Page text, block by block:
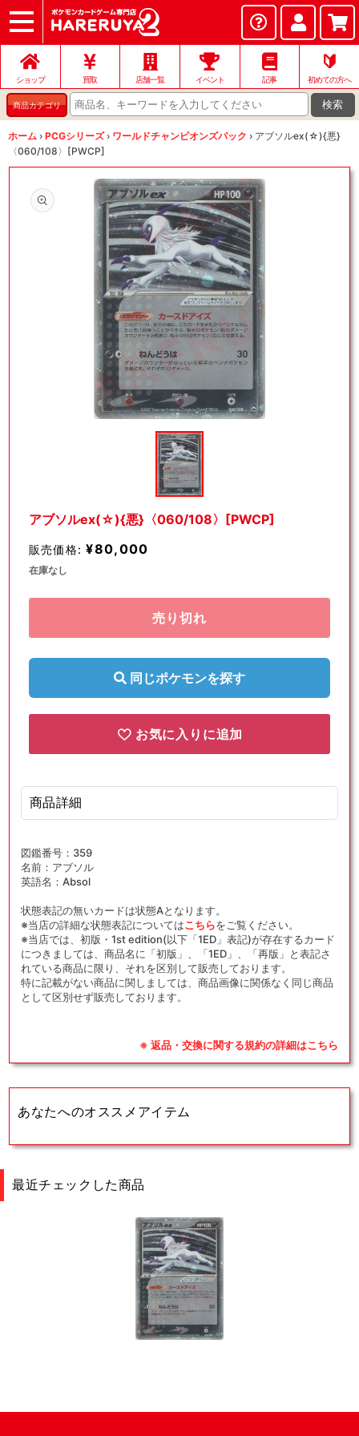
ショップ
店頭買取
ネット買取
店舗一覧
イベント
お問い合わせ
ショップ 買取 店舗一覧 イベント 記事
🔰
初めての方へ
商品カテゴリ 検索
ホーム › PCGシリーズ › ワールドチャンピオンズパック › アブソルex(☆){悪}
〈060/108〉[PWCP]
(1)
を
く
アブソルex(☆){悪}〈060/108〉[PWCP]
販売価格: ¥80,000
在庫なし
売り切れ
同じポケモンを探す
お気に入りに追加
商品詳細
図鑑番号：359
名前：アブソル
英語名：Absol
状態表記の無いカードは状態Aとなります。
※当店の詳細な状態表記についてはこちらをご覧ください。
※当店では、初版・1st edition(以下「1ED」表記)が存在するカード
につきましては、商品名に「初版」、「1ED」、「再版」と表記さ
れている商品に限り、それを区別して販売しております。
特に記載がない商品に関しましては、商品画像に関係なく同じ商品
として区別せず販売しております。
※ 返品・交換に関する規約の詳細はこちら
あなたへのオススメアイテム
最近チェックした商品